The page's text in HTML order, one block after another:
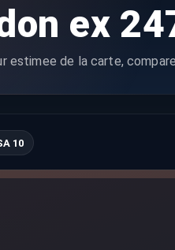
ex
estimee de la carte,
10